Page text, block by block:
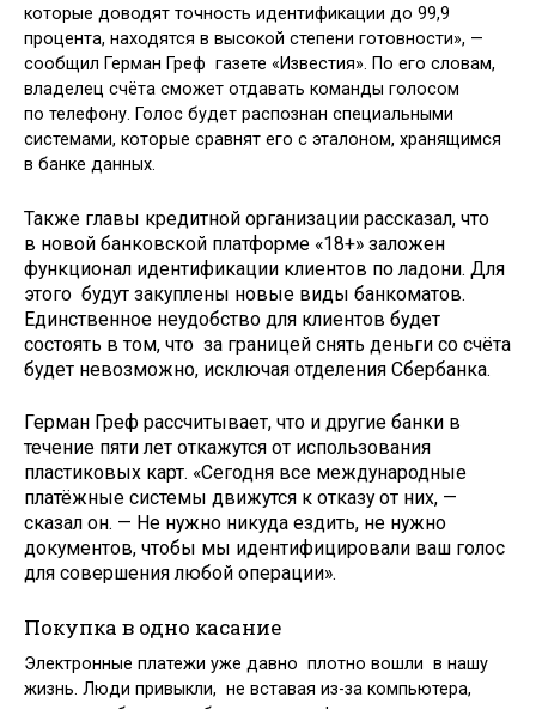
которые доводят точность идентификации до 99,9
процента, находятся в высокой степени готовности», —
сообщил Герман Греф газете «Известия». По его словам,
владелец счёта сможет отдавать команды голосом
по телефону. Голос будет распознан специальными
системами, которые сравнят его с эталоном, хранящимся
в банке данных.
Также главы кредитной организации рассказал, что
в новой банковской платформе «18+» заложен
функционал идентификации клиентов по ладони. Для
этого будут закуплены новые виды банкоматов.
Единственное неудобство для клиентов будет
состоять в том, что за границей снять деньги со счёта
будет невозможно, исключая отделения Сбербанка.
Герман Греф рассчитывает, что и другие банки в
течение пяти лет откажутся от использования
пластиковых карт. «Сегодня все международные
платёжные системы движутся к отказу от них, —
сказал он. — Не нужно никуда ездить, не нужно
документов, чтобы мы идентифицировали ваш голос
для совершения любой операции».
Покупка в одно касание
Электронные платежи уже давно плотно вошли в нашу
жизнь. Люди привыкли, не вставая из-за компьютера,